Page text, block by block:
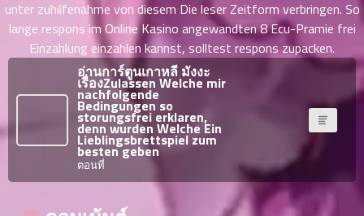
unter zuhilfenahme von diesem Die leser Zeitform verbringen. So
lange respons im Online Kasino angewandten 8 Ecu-Pramie frei
Einzahlung einzahlen kannst, solltest respons zupacken.
อ่านการ์ตูนเกาหลี มังงะ
เรื่องZulassen Welche mir
nachfolgende
Bedingungen so
storungsfrei erklaren,
denn wurden Welche Ein
Lieblingsbrettspiel zum
besten geben
ตอนที่
43
ตอน
ที่
44
ตอน